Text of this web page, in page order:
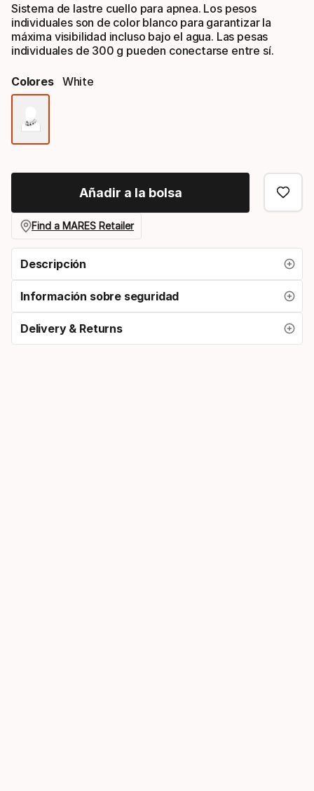
Sistema de lastre cuello para apnea. Los pesos
individuales son de color blanco para garantizar la
máxima visibilidad incluso bajo el agua. Las pesas
individuales de 300 g pueden conectarse entre sí.
Colores White
color
Añadir a la bolsa
Find a MARES Retailer
Descripción
Información sobre seguridad
Delivery & Returns